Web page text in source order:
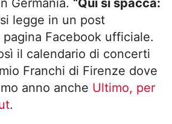
si legge in un post
Facebook ufficiale.
il calendario di concerti
Franchi di Firenze dove
anno anche Ultimo, per
.